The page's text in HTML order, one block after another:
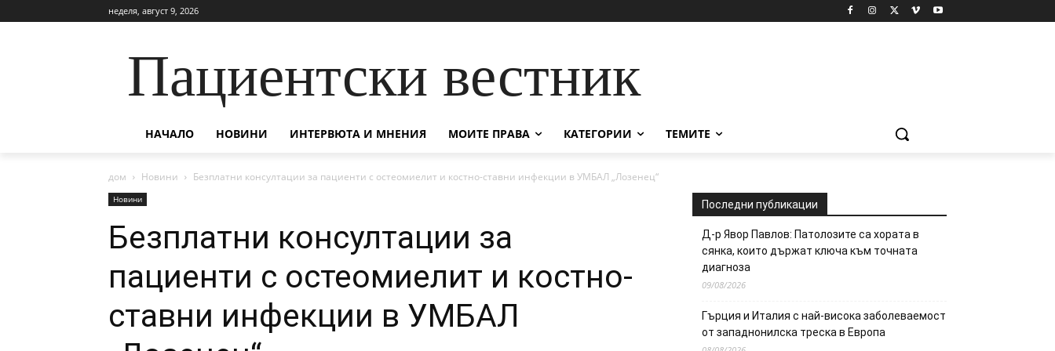
неделя, август 9, 2026
Пациентски вестник
НАЧАЛО НОВИНИ ИНТЕРВЮТА И МНЕНИЯ МОИТЕ ПРАВА КАТЕГОРИИ ТЕМИТЕ
дом Новини Безплатни консултации за пациенти с остеомиелит и костно-ставни инфекции в УМБАЛ „Лозенец“
Новини
Безплатни консултации за
пациенти с остеомиелит и костно-
ставни инфекции в УМБАЛ
Последни публикации
Д-р Явор Павлов: Патолозите са хората в
сянка, които държат ключа към точната
диагноза
09/08/2026
Гърция и Италия с най-висока заболеваемост
от западнонилска треска в Европа